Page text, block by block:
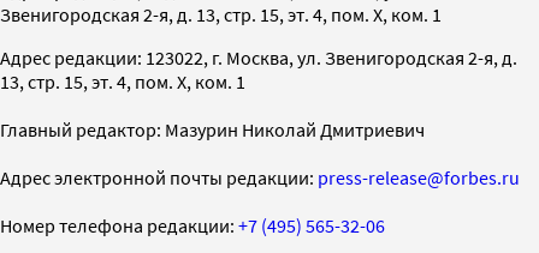
Звенигородская 2-я, д. 13, стр. 15, эт. 4, пом. X, ком. 1
Адрес редакции: 123022, г. Москва, ул. Звенигородская 2-я, д.
13, стр. 15, эт. 4, пом. X, ком. 1
Главный редактор: Мазурин Николай Дмитриевич
Адрес электронной почты редакции: press-release@forbes.ru
Номер телефона редакции: +7 (495) 565-32-06